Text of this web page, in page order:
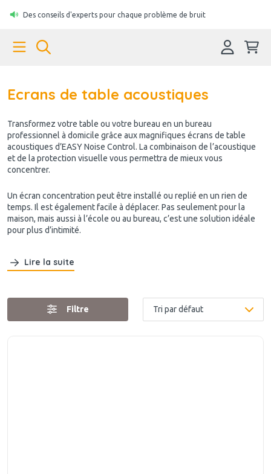
Des conseils d'experts pour chaque problème de bruit
Ecrans de table acoustiques
Transformez votre table ou votre bureau en un bureau
professionnel à domicile grâce aux magnifiques écrans de table
acoustiques d’EASY Noise Control. La combinaison de l’acoustique
et de la protection visuelle vous permettra de mieux vous
concentrer.
Un écran concentration peut être installé ou replié en un rien de
temps. Il est également facile à déplacer. Pas seulement pour la
maison, mais aussi à l’école ou au bureau, c’est une solution idéale
pour plus d’intimité.
Lire la suite
Filtre